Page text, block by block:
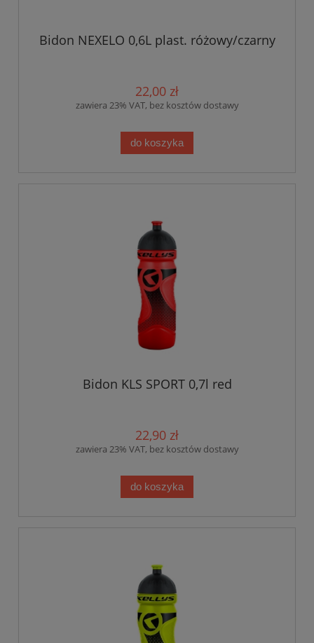
Bidon NEXELO 0,6L plast. różowy/czarny
22,00 zł
zawiera 23% VAT, bez kosztów dostawy
do koszyka
Bidon KLS SPORT 0,7l red
22,90 zł
zawiera 23% VAT, bez kosztów dostawy
do koszyka